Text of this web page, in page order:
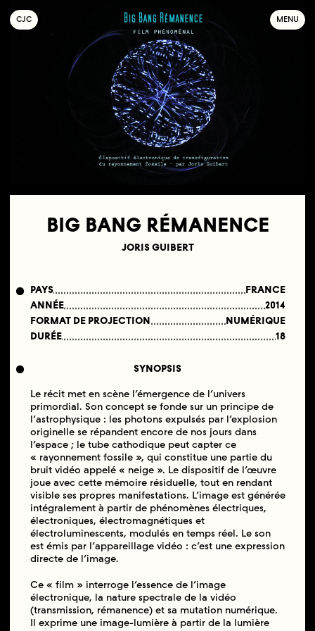
COLLECTIF
JEUNE
C INÉMA MENU
BIG BANG RÉMANENCE
JORIS GUIBERT
PAYS
FRANCE
ANNÉE
2014
FORMAT DE PROJECTION
NUMÉRIQUE
DURÉE
18
SYNOPSIS
Le récit met en scène l’émergence de l’univers
primordial. Son concept se fonde sur un principe de
l’astrophysique : les photons expulsés par l’explosion
originelle se répandent encore de nos jours dans
l’espace ; le tube cathodique peut capter ce
« rayonnement fossile », qui constitue une partie du
bruit vidéo appelé « neige ». Le dispositif de l’œuvre
joue avec cette mémoire résiduelle, tout en rendant
visible ses propres manifestations. L’image est générée
intégralement à partir de phénomènes électriques,
électroniques, électromagnétiques et
électroluminescents, modulés en temps réel. Le son
est émis par l’appareillage vidéo : c’est une expression
directe de l’image.
Ce « film » interroge l’essence de l’image
électronique, la nature spectrale de la vidéo
(transmission, rémanence) et sa mutation numérique.
Il exprime une image-lumière à partir de la lumière